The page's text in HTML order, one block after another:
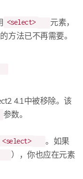
<select>
元素，
方法已不再需要。
4.1中被移除。该
参数。
<select>
。如果
），你也应在元素